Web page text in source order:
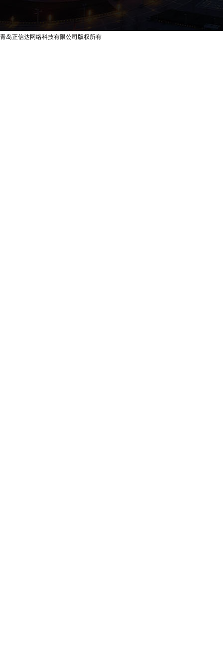
青岛正信达网络科技有限公司版权所有